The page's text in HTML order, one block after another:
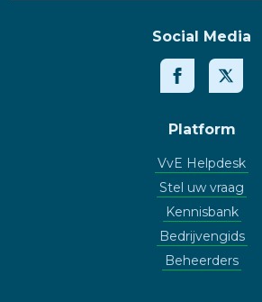
Social Media
Platform
VvE Helpdesk
Stel uw vraag
Kennisbank
Bedrijvengids
Beheerders